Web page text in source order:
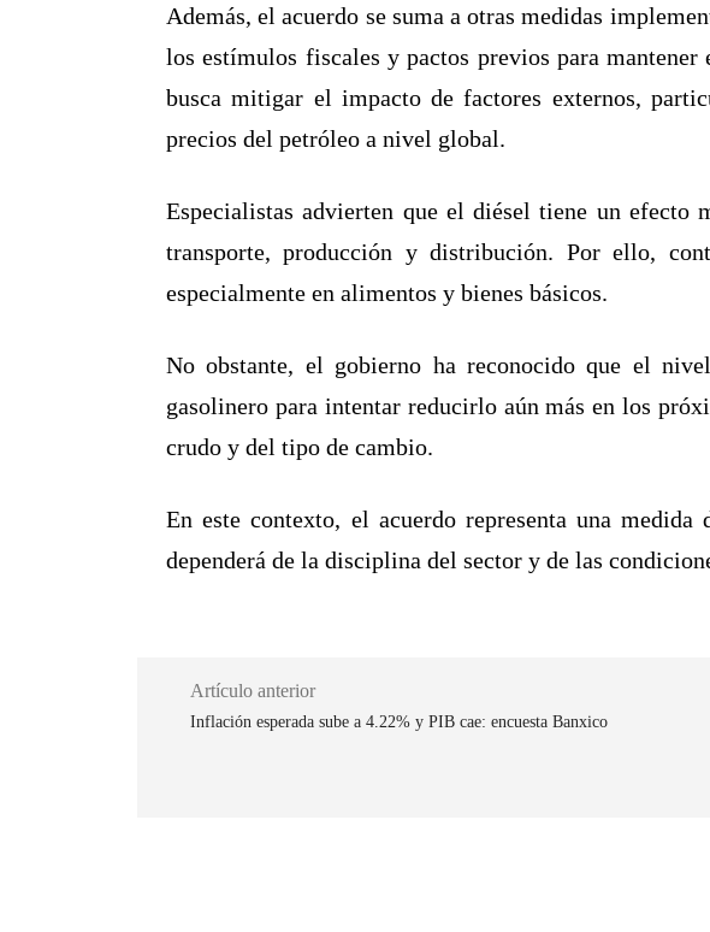
Además, el acuerdo se suma a otras medidas
los estímulos fiscales y pactos previos para
busca mitigar el impacto de factores externos,
precios del petróleo a nivel global.
Especialistas advierten que el diésel tiene un
transporte, producción y distribución. Por ello,
especialmente en alimentos y bienes básicos.
No obstante, el gobierno ha reconocido que el
gasolinero para intentar reducirlo aún más en los
crudo y del tipo de cambio.
En este contexto, el acuerdo representa una
dependerá de la disciplina del sector y de las
Artículo anterior
Inflación esperada sube a 4.22% y PIB cae: encuesta Banxico